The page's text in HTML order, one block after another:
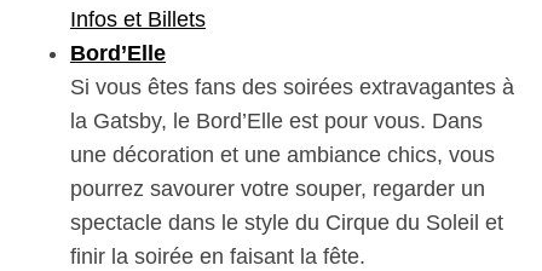
Infos et Billets
Bord’Elle
Si vous êtes fans des soirées extravagantes à
la Gatsby, le Bord’Elle est pour vous. Dans
une décoration et une ambiance chics, vous
pourrez savourer votre souper, regarder un
spectacle dans le style du Cirque du Soleil et
finir la soirée en faisant la fête.